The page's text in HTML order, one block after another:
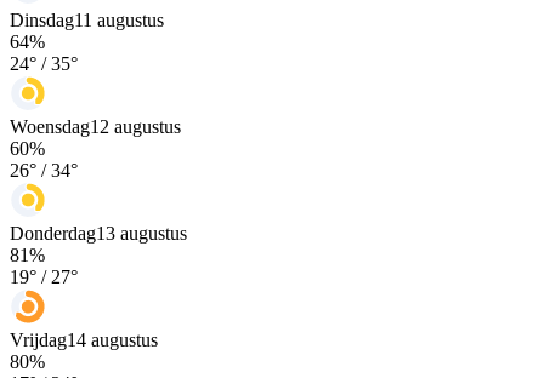
Dinsdag11 augustus
64%
24° /35°
Woensdag12 augustus
60%
26° /34°
Donderdag13 augustus
81%
19° / 27°
Vrijdag14 augustus
80%